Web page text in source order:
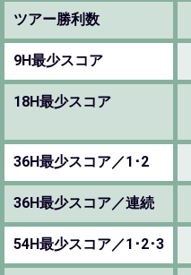
ツアー勝利数
9H最少スコア
18H最少スコア
36H最少スコア／1･2
36H最少スコア／連続
54H最少スコア／1･2･3